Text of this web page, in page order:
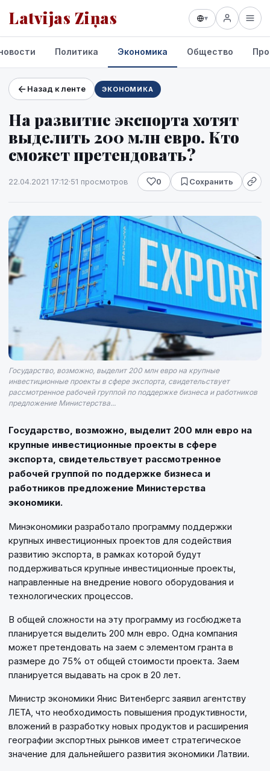
Latvijas Ziņas ▾
Проекты и сервисы
Прогноз погоды
Политика Экономика Общество
Назад к ленте ЭКОНОМИКА
На развитие экспорта хотят
выделить 200 млн евро. Кто
сможет претендовать?
22.04.2021 17:12·51 просмотров 0 Сохранить
Государство, возможно, выделит 200 млн евро на крупные
инвестиционные проекты в сфере экспорта, свидетельствует
рассмотренное рабочей группой по поддержке бизнеса и работников
предложение Министерства...
Государство, возможно, выделит 200 млн евро на
крупные инвестиционные проекты в сфере
экспорта, свидетельствует рассмотренное
рабочей группой по поддержке бизнеса и
работников предложение Министерства
экономики.
Минэкономики разработало программу поддержки
крупных инвестиционных проектов для содействия
развитию экспорта, в рамках которой будут
поддерживаться крупные инвестиционные проекты,
направленные на внедрение нового оборудования и
технологических процессов.
В общей сложности на эту программу из госбюджета
планируется выделить 200 млн евро. Одна компания
может претендовать на заем с элементом гранта в
размере до 75% от общей стоимости проекта. Заем
планируется выдавать на срок в 20 лет.
Министр экономики Янис Витенбергс заявил агентству
ЛЕТА, что необходимость повышения продуктивности,
вложений в разработку новых продуктов и расширения
географии экспортных рынков имеет стратегическое
значение для дальнейшего развития экономики Латвии.